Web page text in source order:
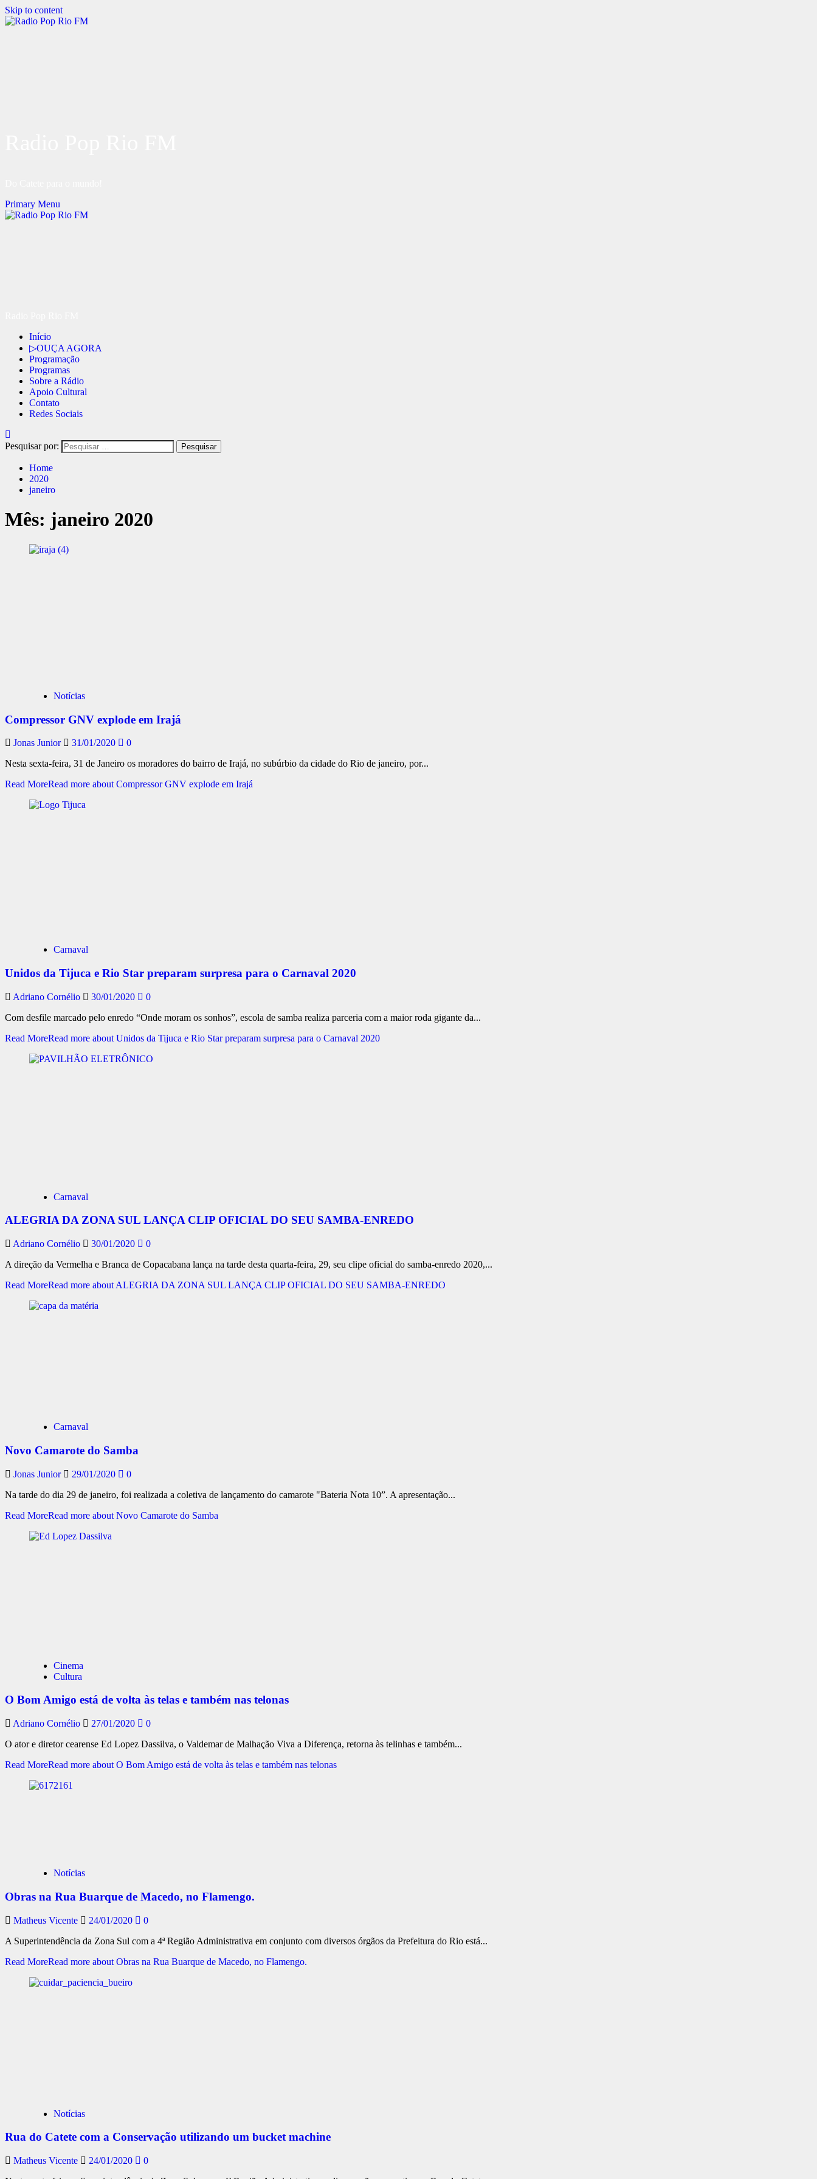
Skip to content
Primary Menu
Início
▷OUÇA AGORA
Programação
Programas
Sobre a Rádio
Apoio Cultural
Contato
Redes Sociais
Pesquisar por:
Home
2020
janeiro
Mês: janeiro 2020
Notícias
Compressor GNV explode em Irajá
Jonas Junior 31/01/2020
0
Nesta sexta-feira, 31 de Janeiro os moradores do bairro de Irajá, no subúrbio da cidade do Rio de janeiro, por...
Read MoreRead more about Compressor GNV explode em Irajá
Carnaval
Unidos da Tijuca e Rio Star preparam surpresa para o Carnaval 2020
Adriano Cornélio 30/01/2020
0
Com desfile marcado pelo enredo “Onde moram os sonhos”, escola de samba realiza parceria com a maior roda gigante da...
Read MoreRead more about Unidos da Tijuca e Rio Star preparam surpresa para o Carnaval 2020
Carnaval
ALEGRIA DA ZONA SUL LANÇA CLIP OFICIAL DO SEU SAMBA-ENREDO
Adriano Cornélio 30/01/2020
0
A direção da Vermelha e Branca de Copacabana lança na tarde desta quarta-feira, 29, seu clipe oficial do samba-enredo 2020,...
Read MoreRead more about ALEGRIA DA ZONA SUL LANÇA CLIP OFICIAL DO SEU SAMBA-ENREDO
Carnaval
Novo Camarote do Samba
Jonas Junior 29/01/2020
0
Na tarde do dia 29 de janeiro, foi realizada a coletiva de lançamento do camarote "Bateria Nota 10”. A apresentação...
Read MoreRead more about Novo Camarote do Samba
Cinema
Cultura
O Bom Amigo está de volta às telas e também nas telonas
Adriano Cornélio 27/01/2020
0
O ator e diretor cearense Ed Lopez Dassilva, o Valdemar de Malhação Viva a Diferença, retorna às telinhas e também...
Read MoreRead more about O Bom Amigo está de volta às telas e também nas telonas
Notícias
Obras na Rua Buarque de Macedo, no Flamengo.
Matheus Vicente 24/01/2020
0
A Superintendência da Zona Sul com a 4ª Região Administrativa em conjunto com diversos órgãos da Prefeitura do Rio está...
Read MoreRead more about Obras na Rua Buarque de Macedo, no Flamengo.
Notícias
Rua do Catete com a Conservação utilizando um bucket machine
Matheus Vicente 24/01/2020
0